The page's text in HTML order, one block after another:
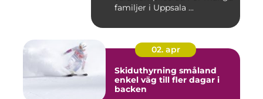
familjer i Uppsala ...
02. apr
Skiduthyrning småland
enkel väg till fler dagar i
backen